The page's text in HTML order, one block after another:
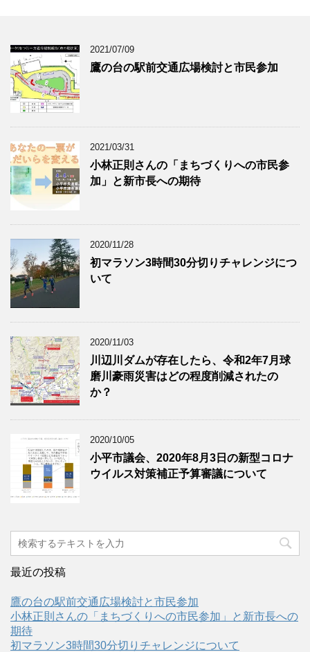
2021/07/09
鷹の台の駅前交通広場検討と市民参加
2021/03/31
小林正則さんの「まちづくりへの市民参
加」と新市長への期待
2020/11/28
初マラソン3時間30分切りチャレンジにつ
いて
2020/11/03
川辺川ダムが存在したら、令和2年7月球
磨川豪雨災害はどの程度削減されたの
か？
2020/10/05
小平市議会、2020年8月3日の新型コロナ
ウイルス対策補正予算審議について
最近の投稿
鷹の台の駅前交通広場検討と市民参加
小林正則さんの「まちづくりへの市民参加」と新市長への
期待
初マラソン3時間30分切りチャレンジについて